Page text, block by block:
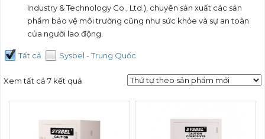
Industry & Technology Co., Ltd.), chuyên sản xuất các sản
phẩm bảo vệ môi trường cũng như sức khỏe và sự an toàn
của người lao động.
Tất cả Sysbel - Trung Quốc
Xem tất cả 7 kết quả